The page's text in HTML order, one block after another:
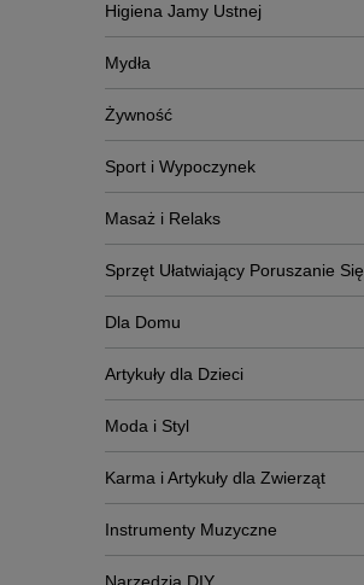
Higiena Jamy Ustnej
Mydła
Żywność
Sport i Wypoczynek
Masaż i Relaks
Sprzęt Ułatwiający Poruszanie Się
Dla Domu
Artykuły dla Dzieci
Moda i Styl
Karma i Artykuły dla Zwierząt
Instrumenty Muzyczne